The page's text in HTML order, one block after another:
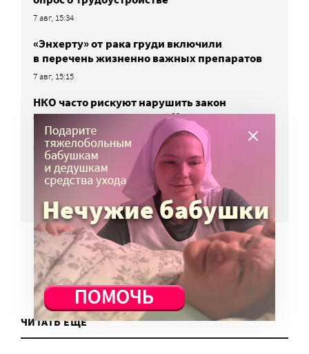
7 авг, 15:34
«Энхерту» от рака груди включили
в перечень жизненно важных препаратов
7 авг, 15:15
НКО часто рискуют нарушить закон
о персональных данных. Как этого
избежать?
7 авг, 13:13
ВСЕ НОВОСТИ
ЧИТАТЬ ЕЩЕ